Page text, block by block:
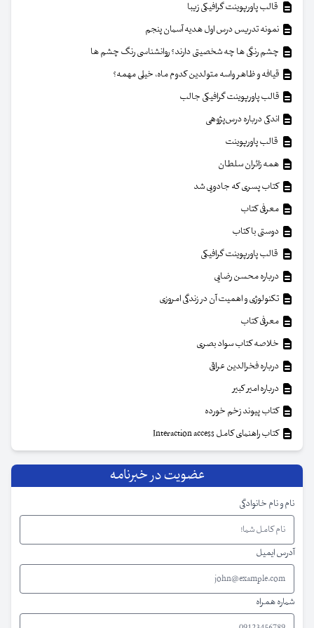
قالب پاورپوینت گرافیکی زیبا
نمونه تدریس درس اول هدیه آسمان پنجم
چشم رنگی ها چه شخصیتی دارند؟ روانشناسی رنگ چشم ها
قیافه و ظاهر واسه متولدین کدوم ماه، خیلی مهمه؟
قالب پاورپوینت گرافیکی جالب
اندکی درباره درس‌پژوهی
قالب پاورپوینت
همه زائران سلطان
کتاب پسری که جادویی شد
معرفی کتاب
دوستی با کتاب
قالب پاورپوینت گرافیکی
درباره محسن رضایی
تکنولوژی و اهمیت آن در زندگی امروزی
معرفی کتاب
خلاصه کتاب سواد بصری
درباره فخرالدین عراقی
درباره امیر کبیر
کتاب پیوند زخم خورده
کتاب راهنمای کامل Interaction access
عضویت در خبرنامه
نام و نام خانوادگی
آدرس ایمیل
شماره همراه